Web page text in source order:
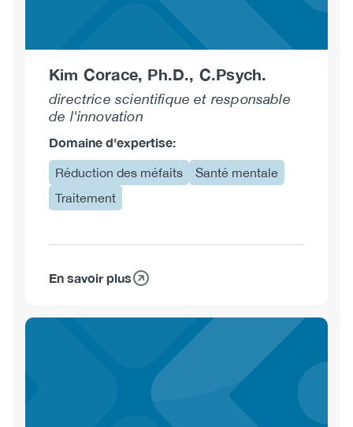
Kim Corace, Ph.D., C.Psych.
directrice scientifique et responsable
de l'innovation
Domaine d'expertise:
Réduction des méfaits
Santé mentale
Traitement
En savoir plus
sur